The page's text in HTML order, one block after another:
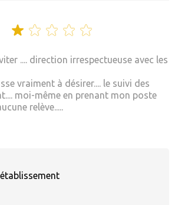
.... direction irrespectueuse avec les
vraiment à désirer.... le suivi des
moi-même en prenant mon poste
relève.....